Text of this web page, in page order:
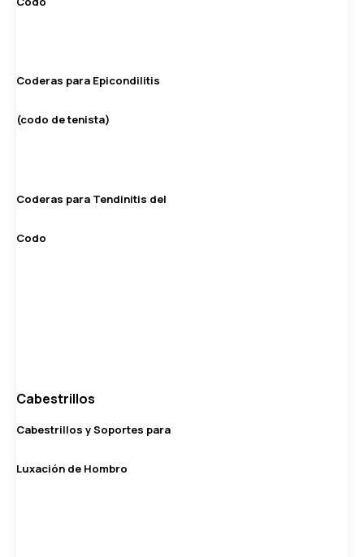
Coderas para Epicondilitis
(codo de tenista)
Coderas para Tendinitis del
Codo
Cabestrillos
Cabestrillos y Soportes para
Luxación de Hombro